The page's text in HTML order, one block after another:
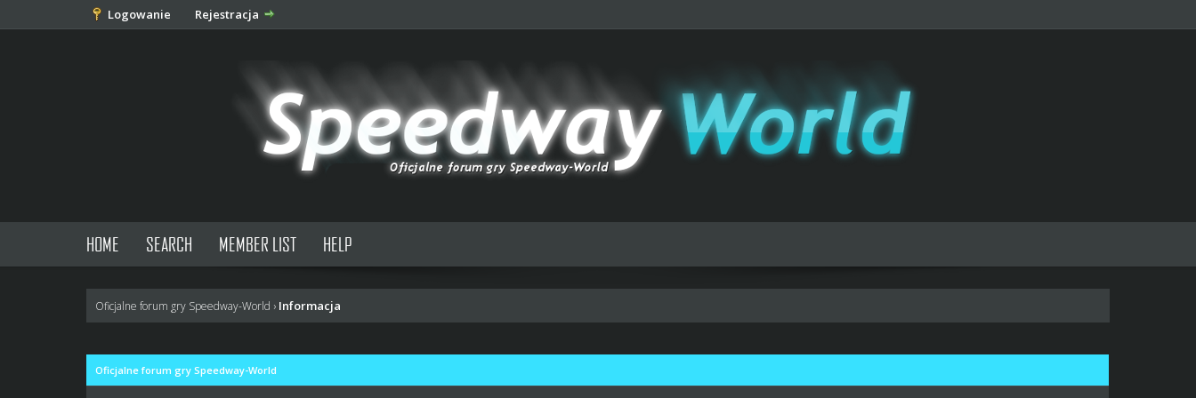
Logowanie Rejestracja
HOME SEARCH MEMBER LIST HELP
Oficjalne forum gry Speedway-World › Informacja
Oficjalne forum gry Speedway-World